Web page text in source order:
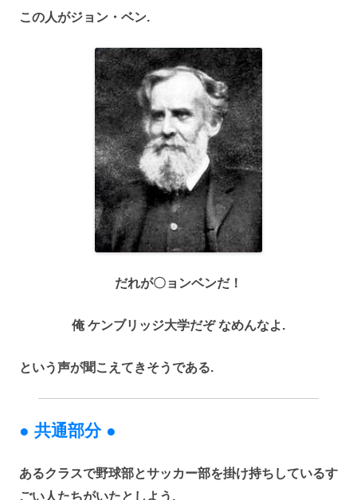
この人がジョン・ベン.
だれが〇ョンベンだ！
俺 ケンブリッジ大学だぞ なめんなよ.
という声が聞こえてきそうである.
● 共通部分 ●
あるクラスで野球部とサッカー部を掛け持ちしているす
ごい人たちがいたとしよう.